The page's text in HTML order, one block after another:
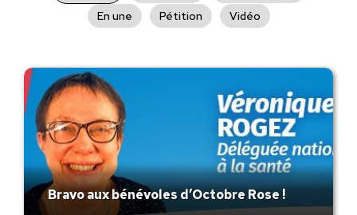
En une
Pétition Vidéo
Bravo aux bénévoles d’Octobre Rose !